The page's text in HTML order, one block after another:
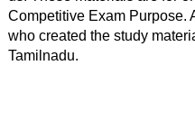
Competitive Exam Purpose.
who created the study
Tamilnadu.